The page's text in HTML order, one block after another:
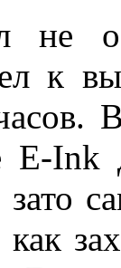
к
Ink
зато